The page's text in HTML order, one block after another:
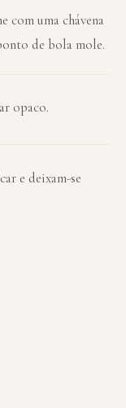
com uma chávena
de bola mole.
opaco.
e deixam-se